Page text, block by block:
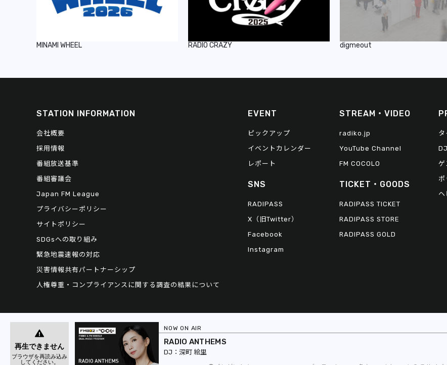
NOW ON AIR
RADIO ANTHEMS
深町 絵里
MINAMI WHEEL RADIO CRAZY digmeout
STATION INFORMATION
会社概要
採用情報
番組放送基準
番組審議会
Japan FM League
プライバシーポリシー
サイトポリシー
SDGsへの取り組み
緊急地震速報の対応
災害情報共有パートナーシップ
人権尊重・コンプライアンスに関する調査の結果について
EVENT
ピックアップ
イベントカレンダー
レポート
SNS
RADIPASS
X（旧Twitter）
Facebook
Instagram
STREAM・VIDEO
radiko.jp
YouTube Channel
FM COCOLO
TICKET・GOODS
RADIPASS TICKET
RADIPASS STORE
RADIPASS GOLD
タ
DJ
ゲ
ポ